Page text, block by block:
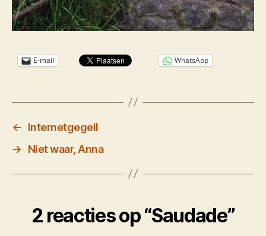
E-mail WhatsApp
←
Internetgegeil
→
Niet waar, Anna
2 reacties op “Saudade”